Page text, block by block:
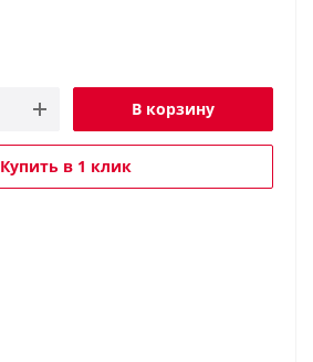
В корзину
Купить в 1 клик